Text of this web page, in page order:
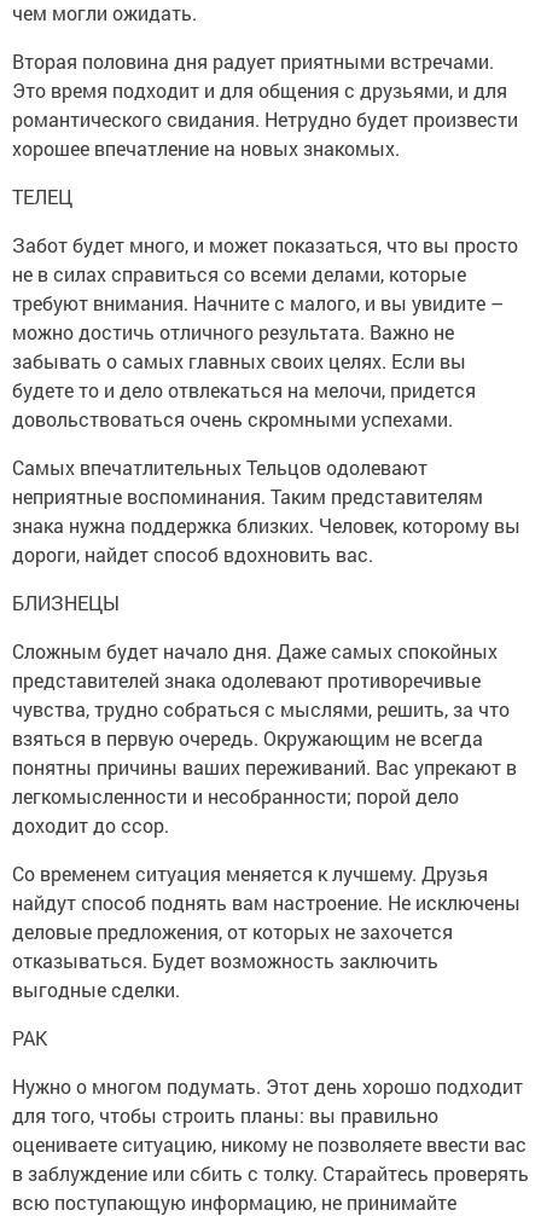
чем могли ожидать.
Вторая половина дня радует приятными встречами.
Это время подходит и для общения с друзьями, и для
романтического свидания. Нетрудно будет произвести
хорошее впечатление на новых знакомых.
ТЕЛЕЦ
Забот будет много, и может показаться, что вы просто
не в силах справиться со всеми делами, которые
требуют внимания. Начните с малого, и вы увидите –
можно достичь отличного результата. Важно не
забывать о самых главных своих целях. Если вы
будете то и дело отвлекаться на мелочи, придется
довольствоваться очень скромными успехами.
Самых впечатлительных Тельцов одолевают
неприятные воспоминания. Таким представителям
знака нужна поддержка близких. Человек, которому вы
дороги, найдет способ вдохновить вас.
БЛИЗНЕЦЫ
Сложным будет начало дня. Даже самых спокойных
представителей знака одолевают противоречивые
чувства, трудно собраться с мыслями, решить, за что
взяться в первую очередь. Окружающим не всегда
понятны причины ваших переживаний. Вас упрекают в
легкомысленности и несобранности; порой дело
доходит до ссор.
Со временем ситуация меняется к лучшему. Друзья
найдут способ поднять вам настроение. Не исключены
деловые предложения, от которых не захочется
отказываться. Будет возможность заключить
выгодные сделки.
РАК
Нужно о многом подумать. Этот день хорошо подходит
для того, чтобы строить планы: вы правильно
оцениваете ситуацию, никому не позволяете ввести вас
в заблуждение или сбить с толку. Старайтесь проверять
всю поступающую информацию, не принимайте